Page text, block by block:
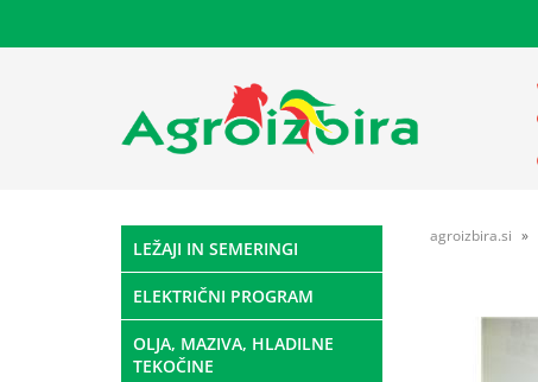
LEŽAJI IN SEMERINGI
ELEKTRIČNI PROGRAM
OLJA, MAZIVA, HLADILNE
TEKOČINE
agroizbira.si